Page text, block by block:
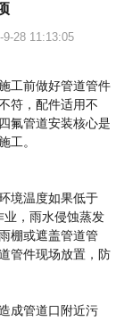
28 11:13:05
工前做好管道管件
符，配件适用不
氟管道安装核心是
工。
境温度如果低于
，雨水侵蚀蒸发
棚或遮盖管道管
管件现场放置，防
成管道口附近污